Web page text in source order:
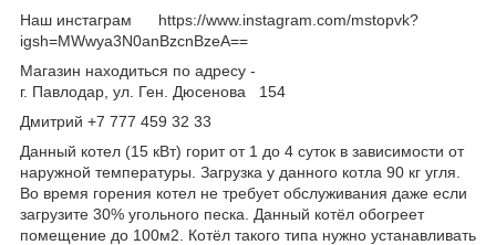
Наш инстаграм https://www.instagram.com/mstopvk?
igsh=MWwya3N0anBzcnBzeA==
Магазин находиться по адресу -
г. Павлодар, ул. Ген. Дюсенова 154
Дмитрий +7 777 459 32 33
Данный котел (15 кВт) горит от 1 до 4 суток в зависимости от
наружной температуры. Загрузка у данного котла 90 кг угля.
Во время горения котел не требует обслуживания даже если
загрузите 30% угольного песка. Данный котёл обогреет
помещение до 100м2. Котёл такого типа нужно устанавливать